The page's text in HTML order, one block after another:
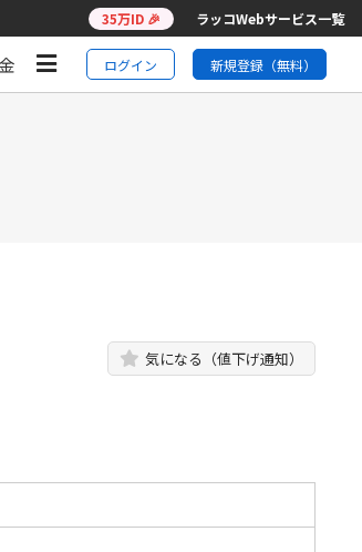
35万ID 🎉 ラッコWebサービス一覧
ログイン 新規登録（無料）
気になる（値下げ通知）